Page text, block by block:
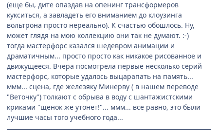
(еще бы, дите опаздав на опенинг трансформеров
кукситься, а завладеть его вниманием до клоузинга
вольтрона просто нереально). К счастью обошлось. Ну,
может глядя на мою коллекцию они так не думают. :-)
тогда мастерфорс казался шедевром анимации и
драматичным... просто просто как никакое рисованное и
движущееся. Вчера посмотрела первые несколько серий
мастерфорс, которые удалось выцарапать на память...
ммм... сцена, где железяку Минерву ( в нашем переводе
"Веточку") толкают с обрыва в воду с шантажистскими
криками "щенок же утонет!"... ммм... все равно, это были
лучшие часы того учебного года...